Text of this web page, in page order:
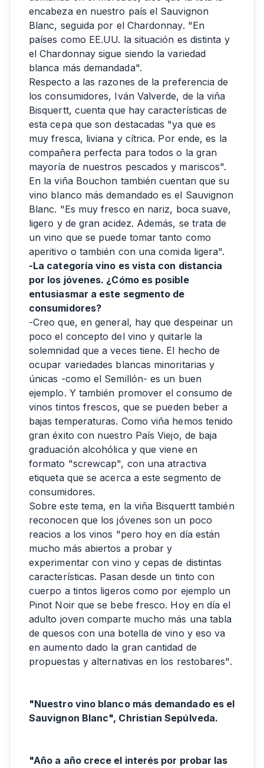
encabeza en nuestro país el Sauvignon
Blanc, seguida por el Chardonnay. "En
países como EE.UU. la situación es distinta y
el Chardonnay sigue siendo la variedad
blanca más demandada".
Respecto a las razones de la preferencia de
los consumidores, Iván Valverde, de la viña
Bisquertt, cuenta que hay características de
esta cepa que son destacadas "ya que es
muy fresca, liviana y cítrica. Por ende, es la
compañera perfecta para todos o la gran
mayoría de nuestros pescados y mariscos".
En la viña Bouchon también cuentan que su
vino blanco más demandado es el Sauvignon
Blanc. "Es muy fresco en nariz, boca suave,
ligero y de gran acidez. Además, se trata de
un vino que se puede tomar tanto como
aperitivo o también con una comida ligera".
-La categoría vino es vista con distancia
por los jóvenes. ¿Cómo es posible
entusiasmar a este segmento de
consumidores?
-Creo que, en general, hay que despeinar un
poco el concepto del vino y quitarle la
solemnidad que a veces tiene. El hecho de
ocupar variedades blancas minoritarias y
únicas -como el Semillón- es un buen
ejemplo. Y también promover el consumo de
vinos tintos frescos, que se pueden beber a
bajas temperaturas. Como viña hemos tenido
gran éxito con nuestro País Viejo, de baja
graduación alcohólica y que viene en
formato "screwcap", con una atractiva
etiqueta que se acerca a este segmento de
consumidores.
Sobre este tema, en la viña Bisquertt también
reconocen que los jóvenes son un poco
reacios a los vinos "pero hoy en día están
mucho más abiertos a probar y
experimentar con vino y cepas de distintas
características. Pasan desde un tinto con
cuerpo a tintos ligeros como por ejemplo un
Pinot Noir que se bebe fresco. Hoy en día el
adulto joven comparte mucho más una tabla
de quesos con una botella de vino y eso va
en aumento dado la gran cantidad de
propuestas y alternativas en los restobares".
"Nuestro vino blanco más demandado es el
Sauvignon Blanc", Christian Sepúlveda.
"Año a año crece el interés por probar las